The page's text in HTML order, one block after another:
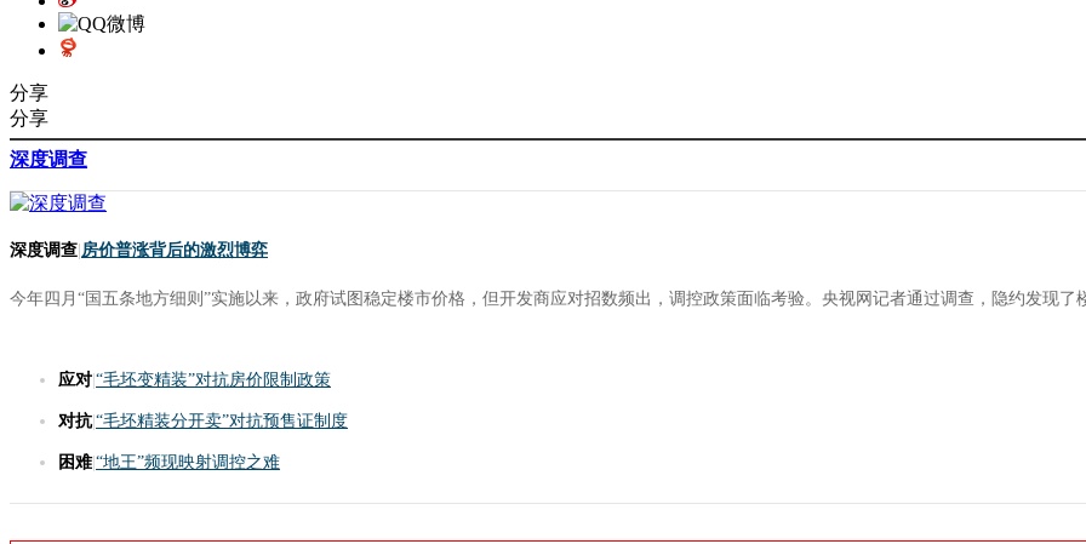
分享
分享
深度调查
深度调查 房价普涨背后的激烈博弈
今年四月“国五条地方细则”实施以来，政府试图稳定楼市价格，但开发商应对招数频出，调控政策面临考验。央视网记者通过调查，隐约发现了
应对 “毛坯变精装”对抗房价限制政策
对抗|“毛坯精装分开卖”对抗预售证制度
困难|“地王”频现映射调控之难